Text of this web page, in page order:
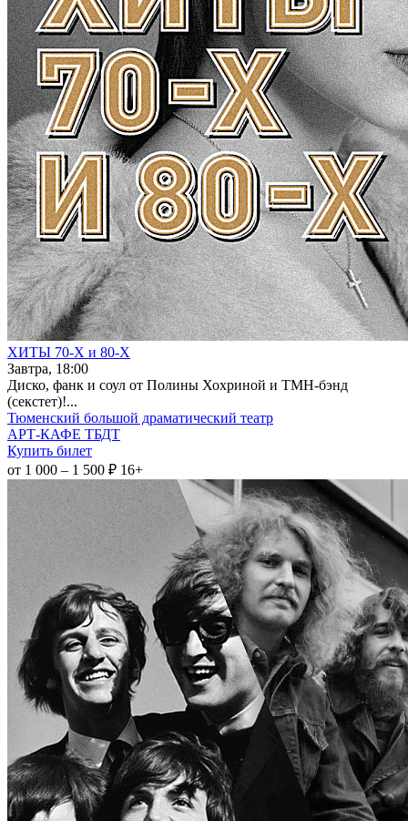
ХИТЫ 70-Х и 80-Х
Завтра, 18:00
Диско, фанк и соул от Полины Хохриной и ТМН-бэнд
(секстет)!...
Тюменский большой драматический театр
АРТ-КАФЕ ТБДТ
Купить билет
от 1 000 – 1 500 ₽ 16+